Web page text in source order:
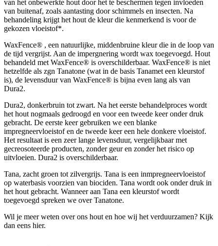
van het onbewerkte hout door het te beschermen tegen invloeden
van buitenaf, zoals aantasting door schimmels en insecten. Na
behandeling krijgt het hout de kleur die kenmerkend is voor de
gekozen vloeistof*.
WaxFence® , een natuurlijke, middenbruine kleur die in de loop van
de tijd vergrijst. Aan de impergnering wordt wax toegevoegd. Hout
behandeld met WaxFence® is overschilderbaar. WaxFence® is niet
hetzelfde als zgn Tanatone (wat in de basis Tanamet een kleurstof
is), de levensduur van WaxFence® is bijna even lang als van
Dura2.
Dura2, donkerbruin tot zwart. Na het eerste behandelproces wordt
het hout nogmaals gedroogd en voor een tweede keer onder druk
gebracht. De eerste keer gebruiken we een blanke
impregneervloeistof en de tweede keer een hele donkere vloeistof.
Het resultaat is een zeer lange levensduur, vergelijkbaar met
gecreosoteerde producten, zonder geur en zonder het risico op
uitvloeien. Dura2 is overschilderbaar.
Tana, zacht groen tot zilvergrijs. Tana is een inmpregneervloeistof
op waterbasis voorzien van biociden. Tana wordt ook onder druk in
het hout gebracht. Wanneer aan Tana een kleurstof wordt
toegevoegd spreken we over Tanatone.
Wil je meer weten over ons hout en hoe wij het verduurzamen? Kijk
dan eens hier.